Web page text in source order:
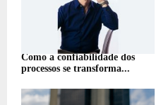
Como a confiabilidade dos
processos se transforma...